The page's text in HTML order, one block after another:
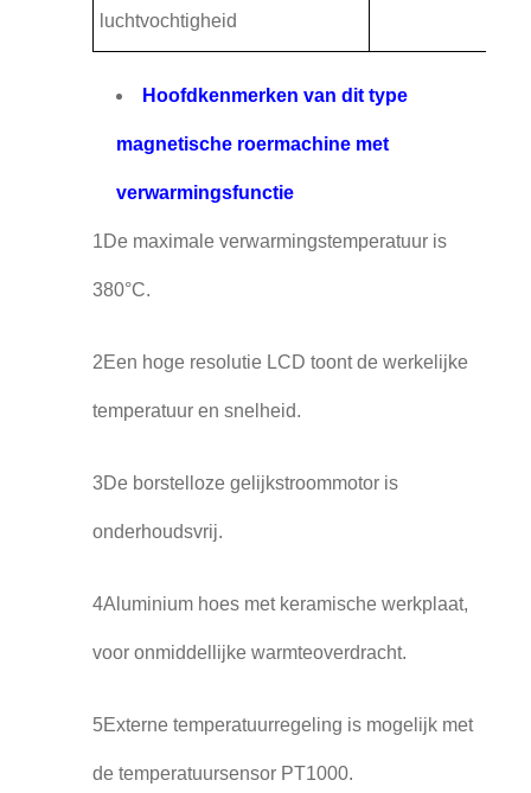
luchtvochtigheid
Hoofdkenmerken van dit type
magnetische roermachine met
verwarmingsfunctie
1De maximale verwarmingstemperatuur is
380°C.
2Een hoge resolutie LCD toont de werkelijke
temperatuur en snelheid.
3De borstelloze gelijkstroommotor is
onderhoudsvrij.
4Aluminium hoes met keramische werkplaat,
voor onmiddellijke warmteoverdracht.
5Externe temperatuurregeling is mogelijk met
de temperatuursensor PT1000.